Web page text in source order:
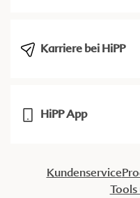
Karriere bei HiPP
HiPP App
Kundenservice
Tools